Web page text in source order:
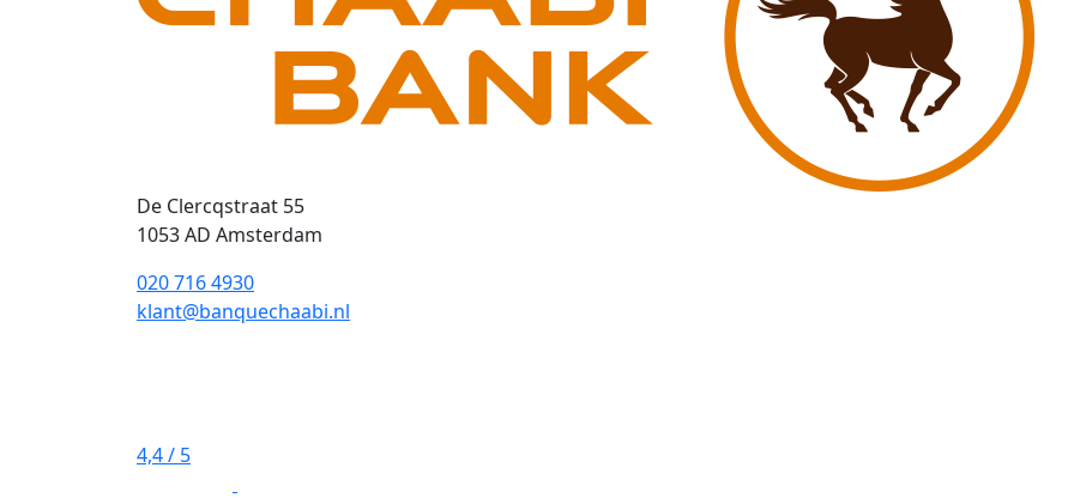
De Clercqstraat 55
1053 AD Amsterdam
020 716 4930
klant@banquechaabi.nl
4,4/ 5